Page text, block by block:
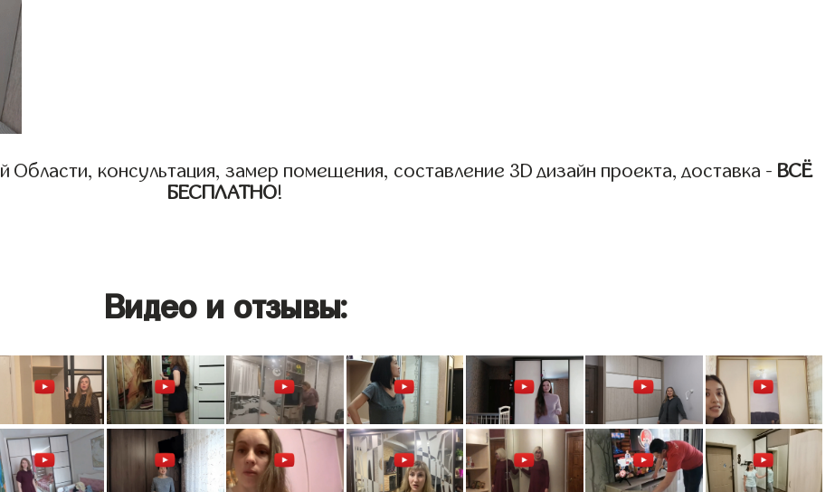
консультация, замер помещения, составление 3D дизайн проекта, доставка - ВСЁ
БЕСПЛАТНО!
Видео и отзывы: